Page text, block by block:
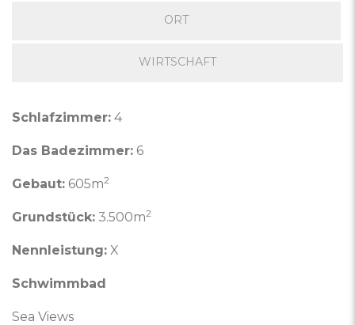
ORT
WIRTSCHAFT
Schlafzimmer: 4
Das Badezimmer: 6
Gebaut: 605m2
Grundstück: 3.500m2
Nennleistung: X
Schwimmbad
Sea Views